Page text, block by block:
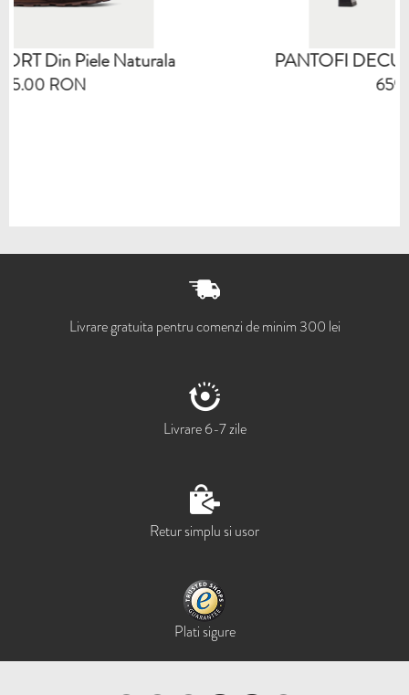
PANTOFI DECUPATI Din Piele
Livrare gratuita pentru comenzi de minim 300 lei
Livrare 6-7 zile
Retur simplu si usor
Plati sigure